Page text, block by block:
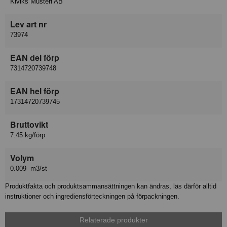
Lev art nr
73974
EAN del förp
7314720739748
EAN hel förp
17314720739745
Bruttovikt
7.45 kg/förp
Volym
0.009 m3/st
Produktfakta och produktsammansättningen kan ändras, läs därför alltid
instruktioner och ingrediensförteckningen på förpackningen.
Relaterade produkter